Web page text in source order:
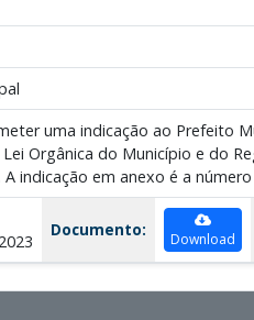
uma indicação ao Prefeito
Orgânica do Município e do
A indicação em anexo é a
Documento: Download